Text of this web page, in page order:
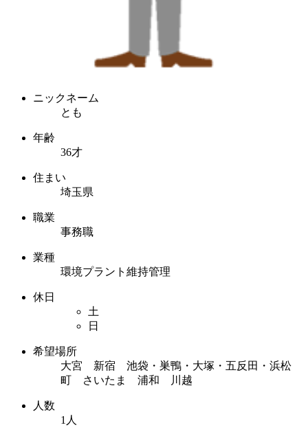
ニックネーム
とも
年齢
36才
住まい
埼玉県
職業
事務職
業種
環境プラント維持管理
休日
土
日
希望場所
大宮 新宿 池袋・巣鴨・大塚・五反田・浜松
町 さいたま 浦和 川越
人数
1人